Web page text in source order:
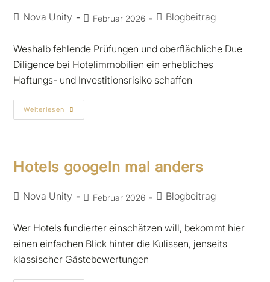
Nova Unity Februar 2026 Blogbeitrag
Weshalb fehlende Prüfungen und oberflächliche Due
Diligence bei Hotelimmobilien ein erhebliches
Haftungs- und Investitionsrisiko schaffen
Weiterlesen
Hotels googeln mal anders
Nova Unity Februar 2026 Blogbeitrag
Wer Hotels fundierter einschätzen will, bekommt hier
einen einfachen Blick hinter die Kulissen, jenseits
klassischer Gästebewertungen